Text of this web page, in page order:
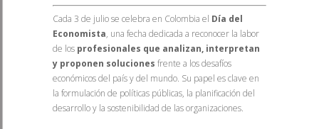
Cada 3 de julio se celebra en Colombia el Día del
Economista, una fecha dedicada a reconocer la labor
de los profesionales que analizan, interpretan
y proponen soluciones frente a los desafíos
económicos del país y del mundo. Su papel es clave en
la formulación de políticas públicas, la planificación del
desarrollo y la sostenibilidad de las organizaciones.